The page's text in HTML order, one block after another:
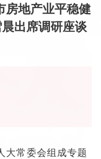
房地产业平稳健
出席调研座谈
大常委会组成专题